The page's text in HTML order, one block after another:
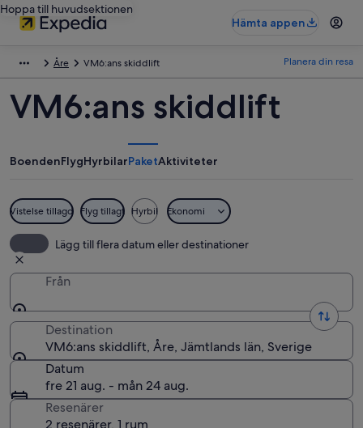
Hoppa till huvudsektionen
Hämta appen
Åre VM6:ans skiddlift Planera din resa
VM6:ans skiddlift
BoendenFlygHyrbilarPaketAktiviteter
Vistelse tillagd Flyg tillagt Hyrbil Ekonomi
Lägg till flera datum eller destinationer
Från
Destination
VM6:ans skiddlift, Åre, Jämtlands län, Sverige
Datum
fre 21 aug. - mån 24 aug.
Resenärer
2 resenärer, 1 rum